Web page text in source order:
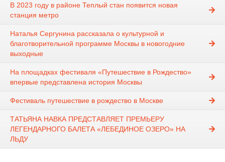
В 2023 году в районе Теплый стан появится новая
станция метро
Наталья Сергунина рассказала о культурной и
благотворительной программе Москвы в новогодние
выходные
На площадках фестиваля «Путешествие в Рождество»
впервые представлена история Москвы
Фестиваль путешествие в рождество в Москве
ТАТЬЯНА НАВКА ПРЕДСТАВЛЯЕТ ПРЕМЬЕРУ
ЛЕГЕНДАРНОГО БАЛЕТА «ЛЕБЕДИНОЕ ОЗЕРО» НА
ЛЬДУ